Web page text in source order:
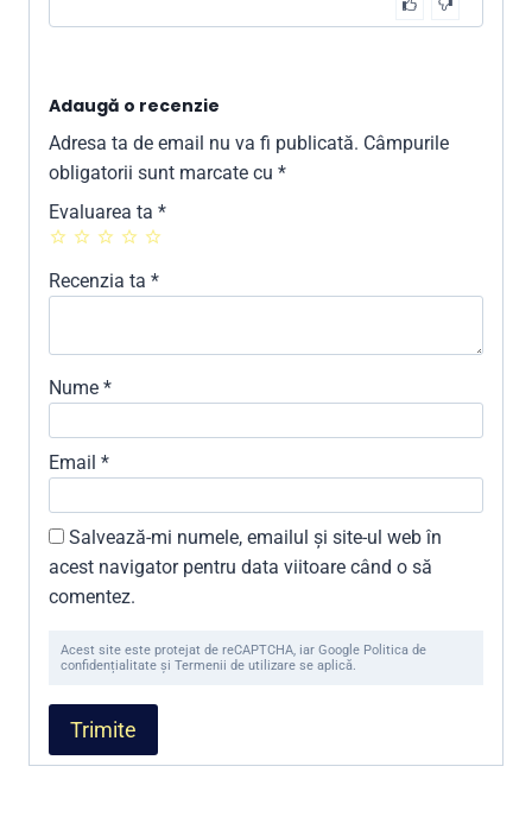
Adaugă o recenzie
Adresa ta de email nu va fi publicată. Câmpurile
obligatorii sunt marcate cu *
Evaluarea ta *
Recenzia ta *
Nume *
Email *
Salvează-mi numele, emailul și site-ul web în
acest navigator pentru data viitoare când o să
comentez.
Acest site este protejat de reCAPTCHA, iar Google Politica de
confidențialitate și Termenii de utilizare se aplică.